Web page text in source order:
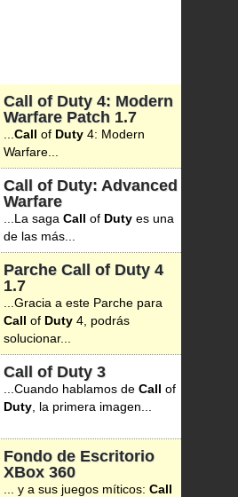
Call of Duty 4: Modern
Warfare Patch 1.7
Call of Duty 4: Modern
Warfare...
Call of Duty: Advanced
Warfare
...La saga Call of Duty es una
de las más...
Parche Call of Duty 4
1.7
...Gracia a este Parche para
Call of Duty 4, podrás
solucionar...
Call of Duty 3
...Cuando hablamos de Call of
Duty , la primera imagen...
Fondo de Escritorio
XBox 360
... y a sus juegos míticos: Call